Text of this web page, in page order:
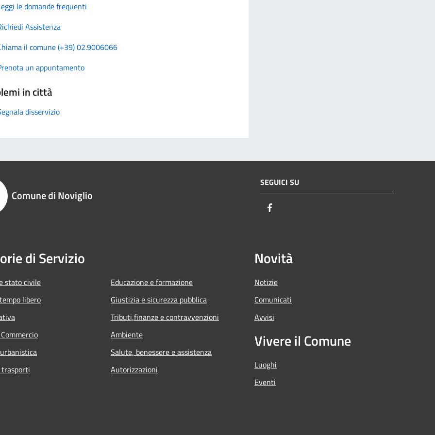
le domande frequenti
Assistenza
il comune (+39) 02.9006066
un appuntamento
in città
disservizio
Comune di Noviglio
SEGUICI SU
di Servizio
stato civile
libero
Educazione e formazione
Giustizia e sicurezza pubblica
Tributi,finanze e contravvenzioni
Ambiente
Salute, benessere e assistenza
Autorizzazioni
Novità
Notizie
Comunicati
Avvisi
Vivere il Comune
Luoghi
Eventi